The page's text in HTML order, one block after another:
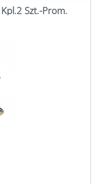
Szt.-Prom.